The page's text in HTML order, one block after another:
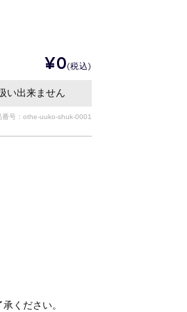
¥0(税込)
い出来ません
番号：othe-uuko-shuk-0001
ください。